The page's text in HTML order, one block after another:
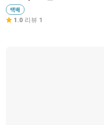
택배
1.0 리뷰 1